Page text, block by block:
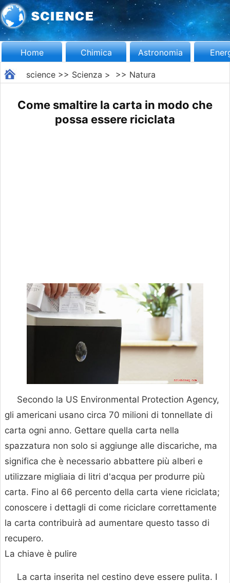
Home Chimica Astronomia
science>> Scienza > >> Natura
Come smaltire la carta in modo che
possa essere riciclata
Secondo la US Environmental Protection Agency,
gli americani usano circa 70 milioni di tonnellate di
carta ogni anno. Gettare quella carta nella
spazzatura non solo si aggiunge alle discariche, ma
significa che è necessario abbattere più alberi e
utilizzare migliaia di litri d'acqua per produrre più
carta. Fino al 66 percento della carta viene riciclata;
conoscere i dettagli di come riciclare correttamente
la carta contribuirà ad aumentare questo tasso di
recupero.
La chiave è pulire
La carta inserita nel cestino deve essere pulita. I